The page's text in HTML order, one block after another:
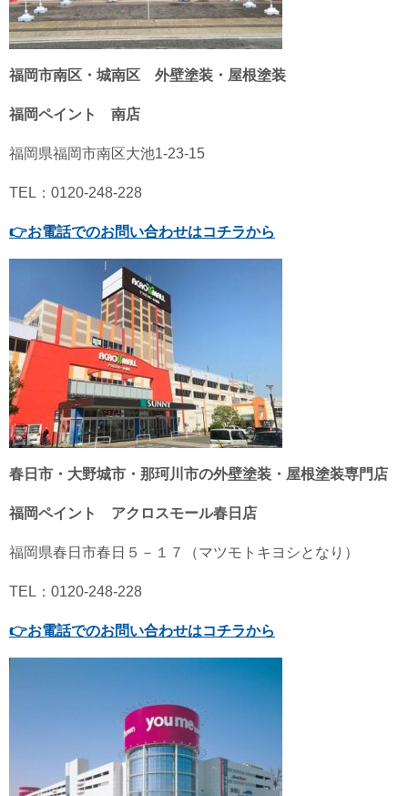
福岡市南区・城南区 外壁塗装・屋根塗装
福岡ペイント 南店
福岡県福岡市南区大池1-23-15
TEL：0120-248-228
👉お電話でのお問い合わせはコチラから
春日市・大野城市・那珂川市の外壁塗装・屋根塗装専門店
福岡ペイント アクロスモール春日店
福岡県春日市春日５－１７（マツモトキヨシとなり）
TEL：0120-248-228
👉お電話でのお問い合わせはコチラから